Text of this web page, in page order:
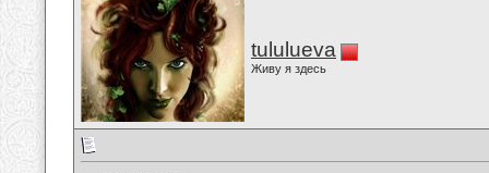
tululueva
Живу я здесь